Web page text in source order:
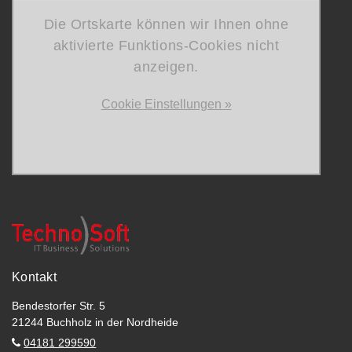
Die Ortskarte können wir Ihnen ohne
aktivierte Funktions-Cookies nicht
anzeigen.
Cookie Einstellungen »
Kontakt
Bendestorfer Str. 5
21244 Buchholz in der Nordheide
04181 299590